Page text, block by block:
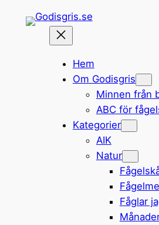
Hem
Om Godisgris
Minnen från
ABC för
Kategorier
AIK
Natur
Fåglar